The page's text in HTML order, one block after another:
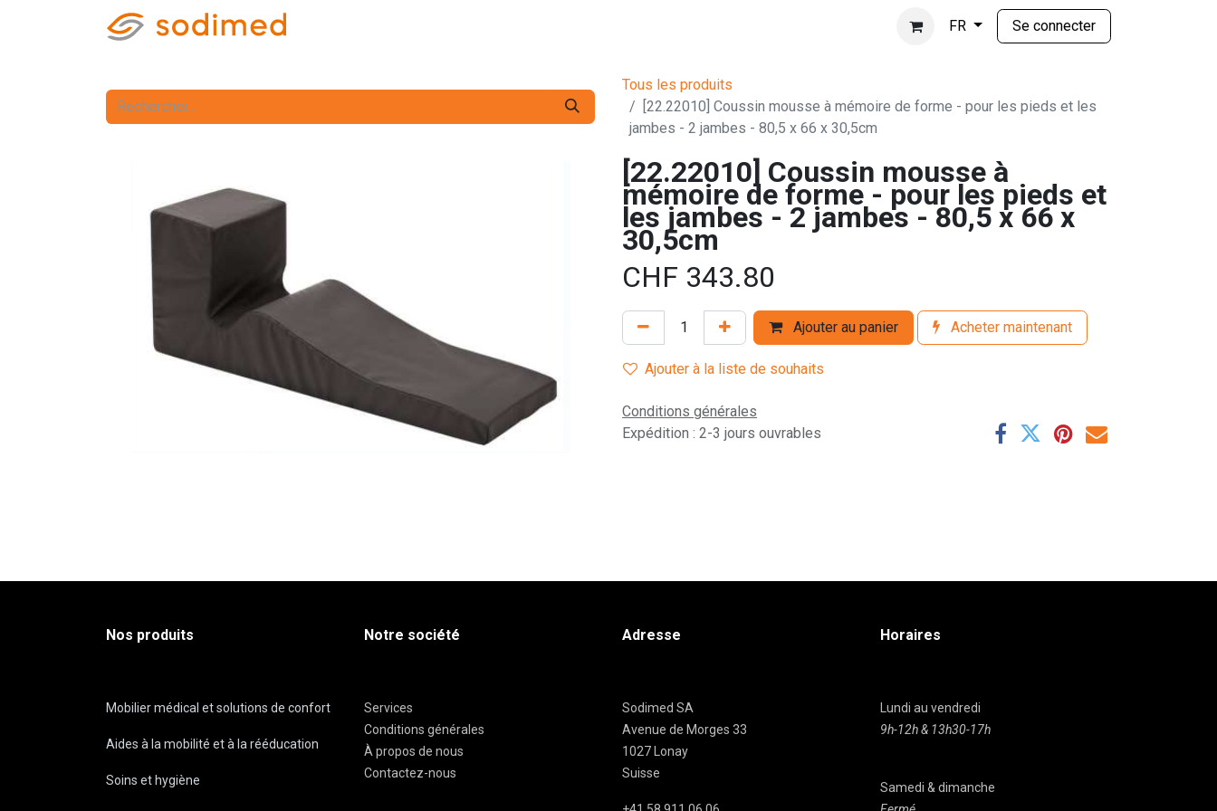
FR Se connecter
Tous les produits
[22.22010] Coussin mousse à mémoire de forme - pour les pieds et les
jambes - 2 jambes - 80,5 x 66 x 30,5cm
[22.22010] Coussin mousse à
mémoire de forme - pour les pieds et
les jambes - 2 jambes - 80,5 x 66 x
30,5cm
CHF 343.80
Ajouter au panier Acheter maintenant
Ajouter à la liste de souhaits
Conditions générales
Expédition : 2-3 jours ouvrables
Nos produits
Mobilier médical et solutions de confort
Aides à la mobilité et à la rééducation
Soins et hygiène
Notre société
Services
Conditions générales
À propos de nous
Contactez-nous
Adresse
Sodimed SA
Avenue de Morges 33
1027 Lonay
Suisse
Horaires
Lundi au vendredi
9h-12h & 13h30-17h
Samedi & dimanche